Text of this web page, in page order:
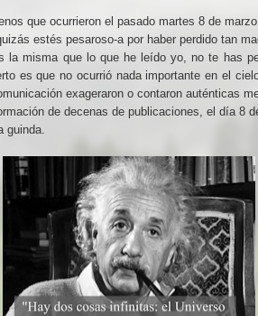
que ocurrieron el pasado martes 8 de
estés pesaroso-a por haber perdido tan
la misma que lo que he leído yo, no te has
es que no ocurrió nada importante en el
exageraron o contaron auténticas
de decenas de publicaciones, el día 8
guinda.